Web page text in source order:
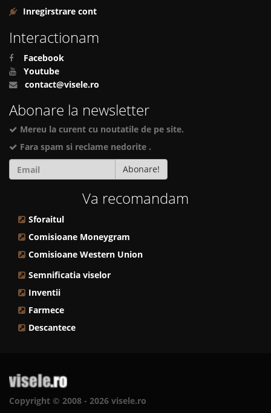
Inregirstrare cont
Interactionam
Facebook
Youtube
contact@visele.ro
Abonare la newsletter
Mereu la curent cu noutatile de pe site.
Fara spam si reclame nedorite .
Abonare!
Va recomandam
Sforaitul
Comisioane Moneygram
Comisioane Western Union
Semnificatia viselor
Inventii
Farmece
Descantece
Copyright © 2008 - 2026 visele.ro